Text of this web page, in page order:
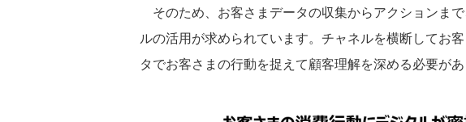
そのため、お客さまデータの収集からアクションま
ルの活用が求められています。チャネルを横断してお
タでお客さまの行動を捉えて顧客理解を深める必要があ